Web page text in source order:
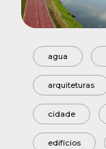
agua
arquiteturas
cidade
edifícios